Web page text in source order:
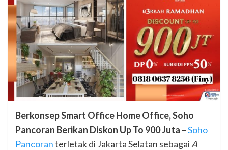
Berkonsep Smart Office Home Office, Soho
Pancoran Berikan Diskon Up To 900 Juta –Soho
Pancoranterletak di Jakarta Selatan sebagai A